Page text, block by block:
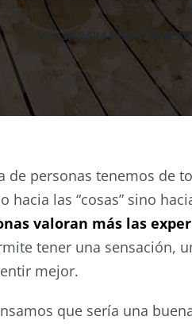
PULSA PARA PEDIR TU
de personas tenemos de
hacia las “cosas” sino
valoran más las
tener una sensación,
mejor.
que sería una